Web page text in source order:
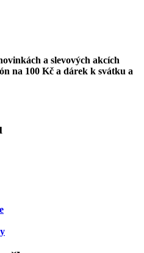
a slevových akcích
na 100 Kč a dárek k svátku a